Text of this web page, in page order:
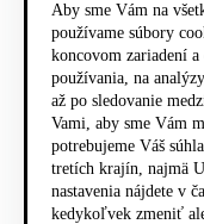
Aby sme Vám na
používame súbory
koncovom zariadení
používania, na
až po sledovanie
Vami, aby sme Vám
potrebujeme Váš
tretích krajín, najmä
nastavenia nájdete v
kedykoľvek zmeniť